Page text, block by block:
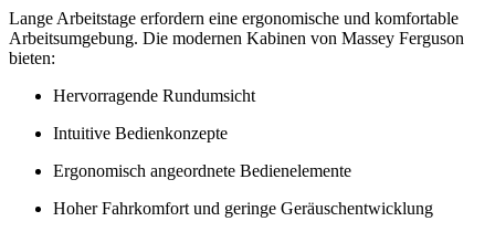
Lange Arbeitstage erfordern eine ergonomische und komfortable
Arbeitsumgebung. Die modernen Kabinen von Massey Ferguson
bieten:
Hervorragende Rundumsicht
Intuitive Bedienkonzepte
Ergonomisch angeordnete Bedienelemente
Hoher Fahrkomfort und geringe Geräuschentwicklung